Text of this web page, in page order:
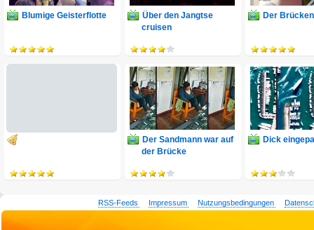
Blumige Geisterflotte
Über den Jangtse
cruisen
Der
Der Sandmann war auf
der Brücke
Dick
RSS-Feeds Impressum Nutzungsbedingungen